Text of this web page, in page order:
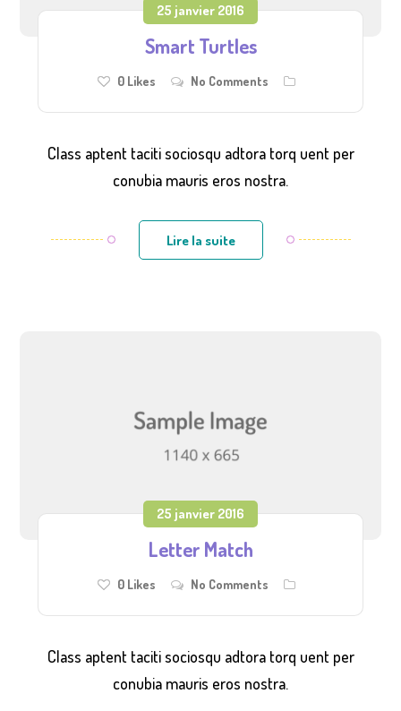
25 janvier 2016
Smart Turtles
0 Likes No Comments
Class aptent taciti sociosqu adtora torq uent per
conubia mauris eros nostra.
Lire la suite
25 janvier 2016
Letter Match
0 Likes No Comments
Class aptent taciti sociosqu adtora torq uent per
conubia mauris eros nostra.